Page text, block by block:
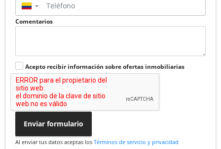
▼
Comentarios
Acepto recibir información sobre ofertas inmobiliarias
Enviar formulario
Al enviar tus datos aceptas los Términos de servicio y privacidad